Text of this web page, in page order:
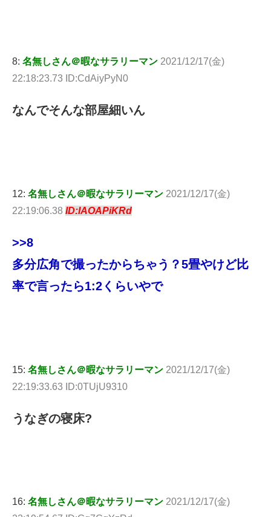
8: 名無しさん＠暇なサラリーマン 2021/12/17(金)
22:18:23.73 ID:CdAiyPyN0
なんでそんな部屋細いん
12: 名無しさん＠暇なサラリーマン 2021/12/17(金)
22:19:06.38 ID:IAOAPiKRd
>>8
多分広角で撮ったからちゃう？5畳やけど比
率で言ったら1:2くらいやで
15: 名無しさん＠暇なサラリーマン 2021/12/17(金)
22:19:33.63 ID:0TUjU9310
うなぎの寝床?
16: 名無しさん＠暇なサラリーマン 2021/12/17(金)